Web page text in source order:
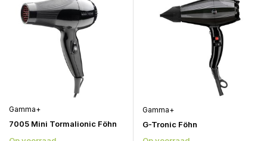
Gamma+
7005 Mini Tormalionic Föhn
Gamma+
G-Tronic Föhn